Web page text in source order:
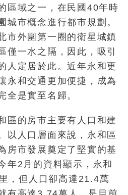
區域之一，在民國40年時
城市概念進行都市規劃。
市外圍第一圈的衛星城鎮
僅一水之隔，因此，吸引
人定居於此。近年永和更
永和交通更加便捷，成為
全是實至名歸。
區的房市主要有人口和建
以人口層面來說，永和區
房市發展奠定了堅實的基
年2月的資料顯示，永和
，但人口卻高達21.4萬